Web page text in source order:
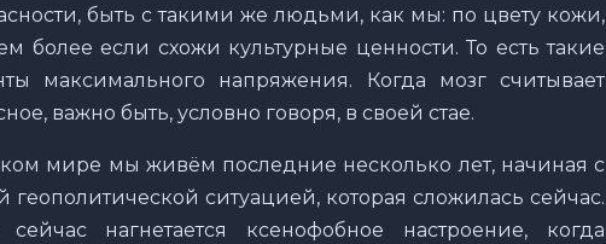
быть с такими же людьми, как мы: по цвету кожи,
более если схожи культурные ценности. То есть такие
максимального напряжения. Когда мозг считывает
важно быть, условно говоря, в своей стае.
мире мы живём последние несколько лет, начиная с
ситуацией, которая сложилась сейчас.
нагнетается ксенофобное настроение, когда